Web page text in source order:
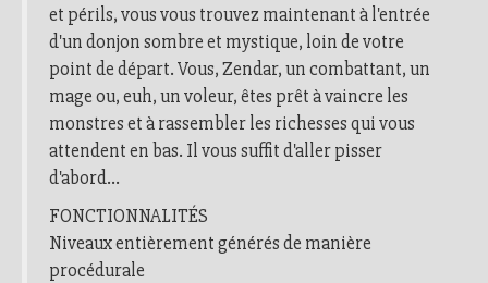
et périls, vous vous trouvez maintenant à l'entrée
d'un donjon sombre et mystique, loin de votre
point de départ. Vous, Zendar, un combattant, un
mage ou, euh, un voleur, êtes prêt à vaincre les
monstres et à rassembler les richesses qui vous
attendent en bas. Il vous suffit d'aller pisser
d'abord...
FONCTIONNALITÉS
Niveaux entièrement générés de manière
procédurale